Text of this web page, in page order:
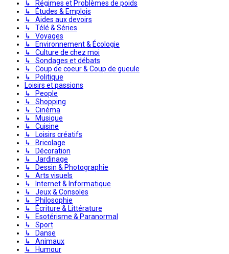
↳ Régimes et Problèmes de poids
↳ Études & Emplois
↳ Aides aux devoirs
↳ Télé & Séries
↳ Voyages
↳ Environnement & Écologie
↳ Culture de chez moi
↳ Sondages et débats
↳ Coup de coeur & Coup de gueule
↳ Politique
Loisirs et passions
↳ People
↳ Shopping
↳ Cinéma
↳ Musique
↳ Cuisine
↳ Loisirs créatifs
↳ Bricolage
↳ Décoration
↳ Jardinage
↳ Dessin & Photographie
↳ Arts visuels
↳ Internet & Informatique
↳ Jeux & Consoles
↳ Philosophie
↳ Écriture & Littérature
↳ Esotérisme & Paranormal
↳ Sport
↳ Danse
↳ Animaux
↳ Humour